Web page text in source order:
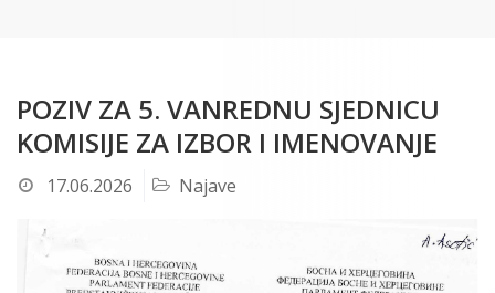
POZIV ZA 5. VANREDNU SJEDNICU
KOMISIJE ZA IZBOR I IMENOVANJE
17.06.2026 Najave